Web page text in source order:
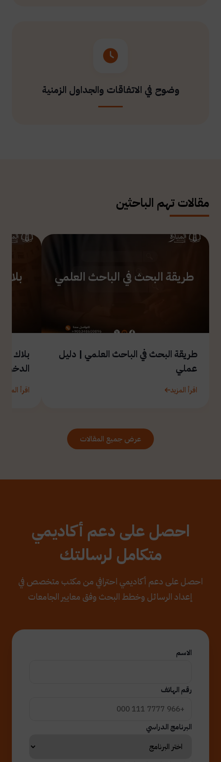
وضوح في الاتفاقات والجداول الزمنية
مقالات تهم الباحثين
طريقة البحث في الباحث العلمي | دليل
عملي
اقرأ المزيد
بلاك
الدخول
اقرأ المزيد
عرض جميع المقالات
احصل على دعم أكاديمي
متكامل لرسالتك
احصل على دعم أكاديمي احترافي من مكتب متخصص في
إعداد الرسائل وخطط البحث وفق معايير الجامعات
الاسم
رقم الهاتف
البرنامج الدراسي